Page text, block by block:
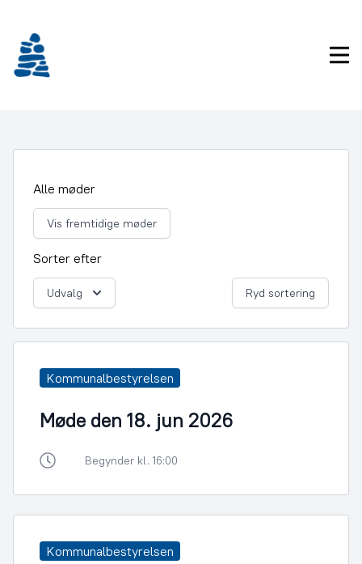
indhold
Alle møder
Vis fremtidige møder
Sorter efter
Udvalg Ryd sortering
Kommunalbestyrelsen
Møde den 18. jun 2026
Begynder kl. 16:00
Kommunalbestyrelsen